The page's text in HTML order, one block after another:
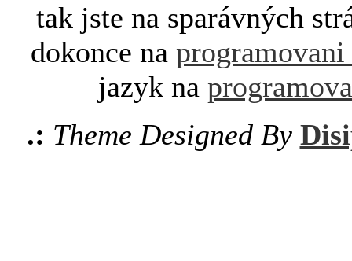
tak jste na sparávných
dokonce na programovani
jazyk na
.: Theme Designed By